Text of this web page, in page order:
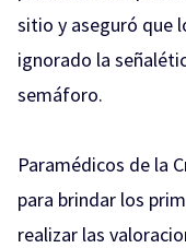
sitio y aseguró que
ignorado la
semáforo.
Paramédicos de la
para brindar los
realizar las